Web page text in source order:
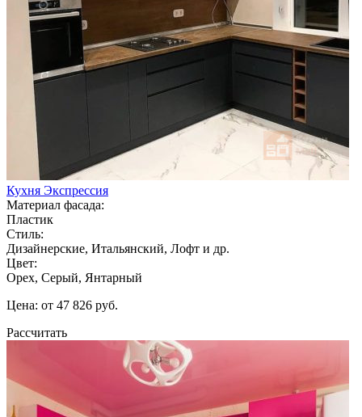
Кухня Экспрессия
Материал фасада:
Пластик
Стиль:
Дизайнерские, Итальянский, Лофт и др.
Цвет:
Орех, Серый, Янтарный
Цена: от 47 826 руб.
Рассчитать